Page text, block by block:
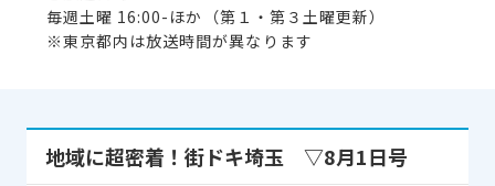
毎週土曜 16:00-ほか（第１・第３土曜更新）
※東京都内は放送時間が異なります
地域に超密着！街ドキ埼玉 ▽8月1日号